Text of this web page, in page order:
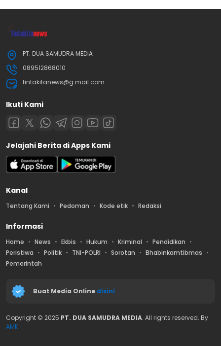
PT. DUA SAMUDRA MEDIA
089512868010
tintakitanews@g.mail.com
Ikuti Kami
Jelajahi Berita di Apps Kami
Kanal
Tentang Kami Pedoman Kode etik Redaksi
Informasi
Home News Ekbis Hukum Kriminal
Pendidikan
Peristiwa
Politik TNI-POLRI Sorotan
Bhabinkamtibmas
Pemerintah
Buat Media Online disini
Copyright © 2025 PT. DUA SAMUDRA MEDIA. All rights reserved. By
AMK